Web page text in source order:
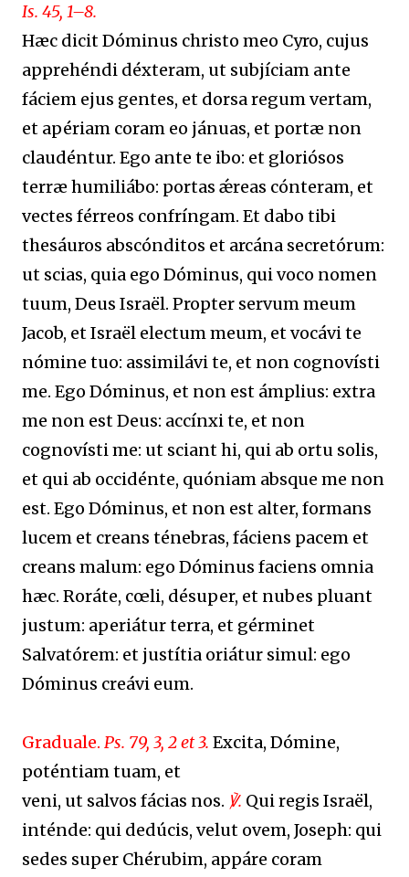
Is. 45, 1–8.
Hæc dicit Dóminus christo meo Cyro, cujus
apprehéndi déxteram, ut subjíciam ante
fáciem ejus gentes, et dorsa regum vertam,
et apériam coram eo jánuas, et portæ non
claudéntur. Ego ante te ibo: et gloriósos
terræ humiliábo: portas ǽreas cónteram, et
vectes férreos confríngam. Et dabo tibi
thesáuros abscónditos et arcána secretórum:
ut scias, quia ego Dóminus, qui voco nomen
tuum, Deus Israël. Propter servum meum
Jacob, et Israël electum meum, et vocávi te
nómine tuo: assimilávi te, et non cognovísti
me. Ego Dóminus, et non est ámplius: extra
me non est Deus: accínxi te, et non
cognovísti me: ut sciant hi, qui ab ortu solis,
et qui ab occidénte, quóniam absque me non
est. Ego Dóminus, et non est alter, formans
lucem et creans ténebras, fáciens pacem et
creans malum: ego Dóminus faciens omnia
hæc. Roráte, cœli, désuper, et nubes pluant
justum: aperiátur terra, et gérminet
Salvatórem: et justítia oriátur simul: ego
Dóminus creávi eum.
Graduale. Ps. 79, 3, 2 et 3. Excita, Dómine,
poténtiam tuam, et
veni, ut salvos fácias nos. ℣. Qui regis Israël,
inténde: qui dedúcis, velut ovem, Joseph: qui
sedes super Chérubim, appáre coram